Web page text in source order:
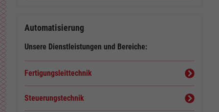
Automatisierung
Unsere Dienstleistungen und Bereiche:
Fertigungsleittechnik
Steuerungstechnik